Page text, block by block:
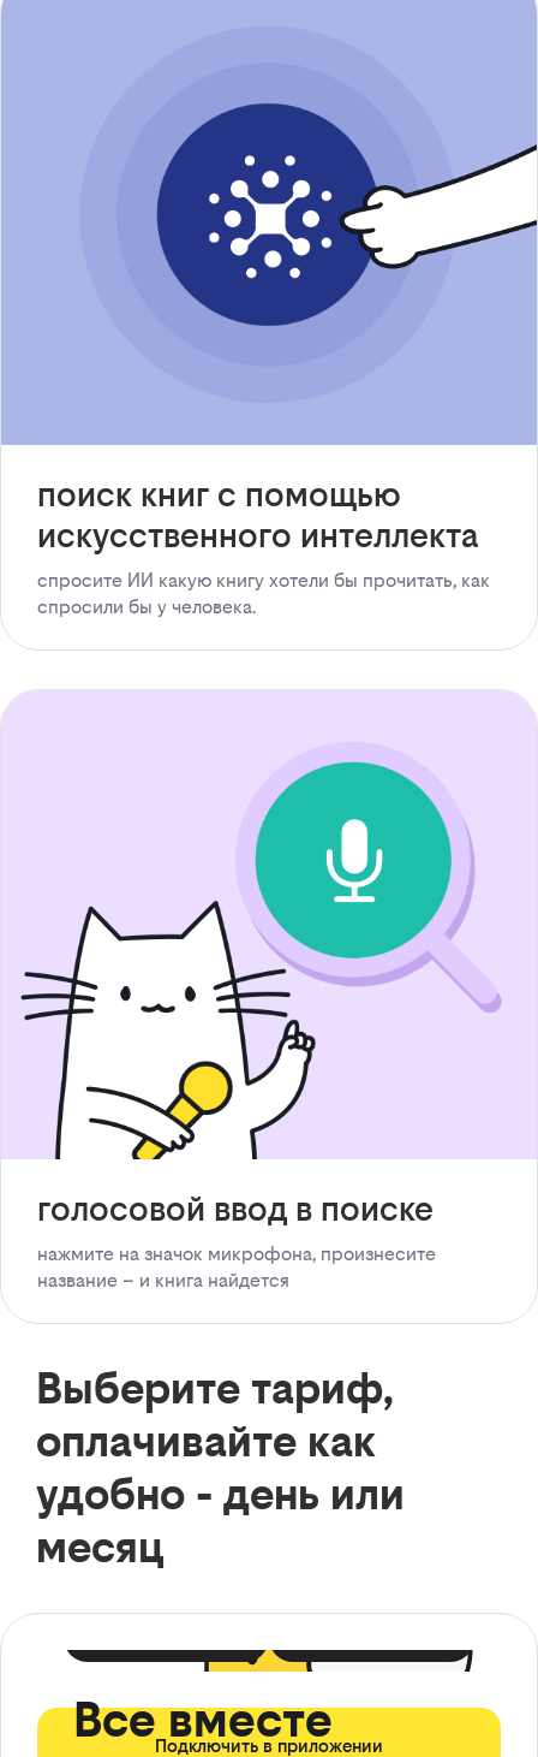
поиск книг с помощью
искусственного интеллекта
спросите ИИ какую книгу хотели бы прочитать, как
спросили бы у человека.
голосовой ввод в поиске
нажмите на значок микрофона, произнесите
название – и книга найдется
Выберите тариф,
оплачивайте как
удобно - день или
месяц
Все вместе
Подключить в приложении